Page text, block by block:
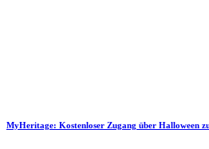
MyHeritage: Kostenloser Zugang über Halloween